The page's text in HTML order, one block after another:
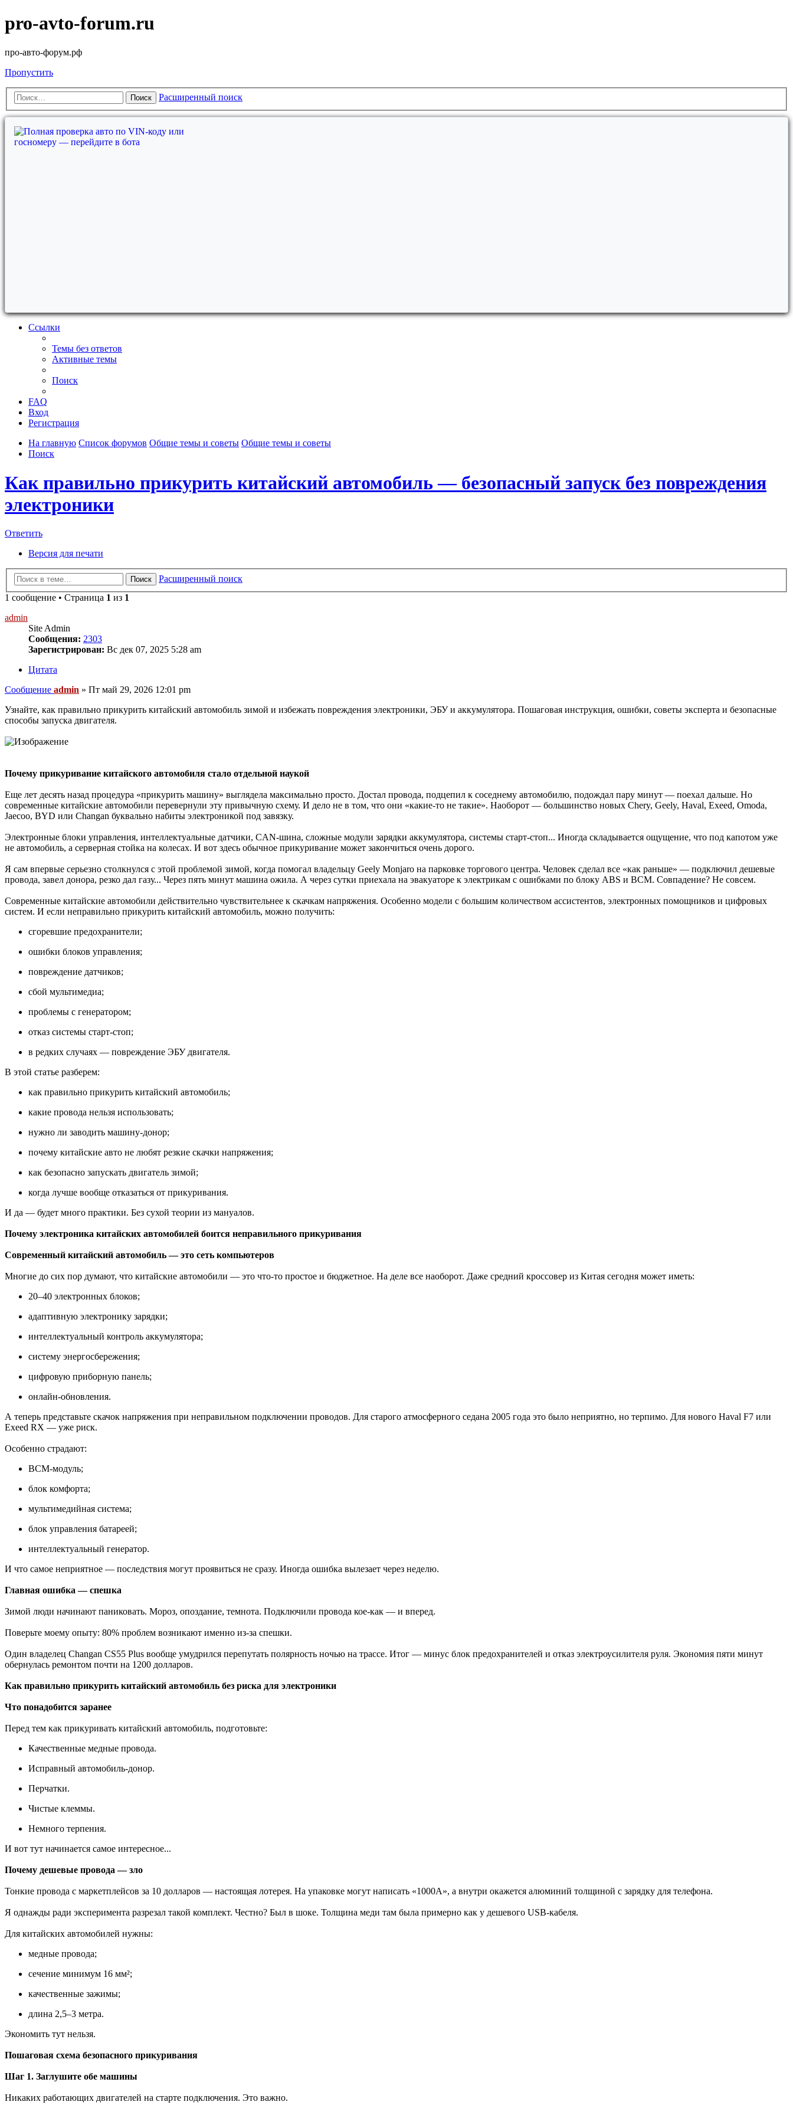
pro-avto-forum.ru
про-авто-форум.рф
Пропустить
Поиск Расширенный поиск
Ссылки
Темы без ответов
Активные темы
Поиск
FAQ
Вход
Регистрация
На главную Список форумов Общие темы и советы Общие темы и советы
Поиск
Как правильно прикурить китайский автомобиль — безопасный запуск без повреждения
электроники
Ответить
Версия для печати
Поиск
Расширенный поиск
1 сообщение • Страница 1 из 1
admin
Site Admin
Сообщения: 2303
Зарегистрирован: Вс дек 07, 2025 5:28 am
Цитата
Сообщение admin » Пт май 29, 2026 12:01 pm
Узнайте, как правильно прикурить китайский автомобиль зимой и избежать повреждения электроники, ЭБУ и аккумулятора. Пошаговая инструкция, ошибки, советы эксперта и безопасные
способы запуска двигателя.
Почему прикуривание китайского автомобиля стало отдельной наукой
Еще лет десять назад процедура «прикурить машину» выглядела максимально просто. Достал провода, подцепил к соседнему автомобилю, подождал пару минут — поехал дальше. Но
современные китайские автомобили перевернули эту привычную схему. И дело не в том, что они «какие-то не такие». Наоборот — большинство новых Chery, Geely, Haval, Exeed, Omoda,
Jaecoo, BYD или Changan буквально набиты электроникой под завязку.
Электронные блоки управления, интеллектуальные датчики, CAN-шина, сложные модули зарядки аккумулятора, системы старт-стоп... Иногда складывается ощущение, что под капотом уже
не автомобиль, а серверная стойка на колесах. И вот здесь обычное прикуривание может закончиться очень дорого.
Я сам впервые серьезно столкнулся с этой проблемой зимой, когда помогал владельцу Geely Monjaro на парковке торгового центра. Человек сделал все «как раньше» — подключил дешевые
провода, завел донора, резко дал газу... Через пять минут машина ожила. А через сутки приехала на эвакуаторе к электрикам с ошибками по блоку ABS и BCM. Совпадение? Не совсем.
Современные китайские автомобили действительно чувствительнее к скачкам напряжения. Особенно модели с большим количеством ассистентов, электронных помощников и цифровых
систем. И если неправильно прикурить китайский автомобиль, можно получить:
сгоревшие предохранители;
ошибки блоков управления;
повреждение датчиков;
сбой мультимедиа;
проблемы с генератором;
отказ системы старт-стоп;
в редких случаях — повреждение ЭБУ двигателя.
В этой статье разберем:
как правильно прикурить китайский автомобиль;
какие провода нельзя использовать;
нужно ли заводить машину-донор;
почему китайские авто не любят резкие скачки напряжения;
как безопасно запускать двигатель зимой;
когда лучше вообще отказаться от прикуривания.
И да — будет много практики. Без сухой теории из мануалов.
Почему электроника китайских автомобилей боится неправильного прикуривания
Современный китайский автомобиль — это сеть компьютеров
Многие до сих пор думают, что китайские автомобили — это что-то простое и бюджетное. На деле все наоборот. Даже средний кроссовер из Китая сегодня может иметь:
20–40 электронных блоков;
адаптивную электронику зарядки;
интеллектуальный контроль аккумулятора;
систему энергосбережения;
цифровую приборную панель;
онлайн-обновления.
А теперь представьте скачок напряжения при неправильном подключении проводов. Для старого атмосферного седана 2005 года это было неприятно, но терпимо. Для нового Haval F7 или
Exeed RX — уже риск.
Особенно страдают:
BCM-модуль;
блок комфорта;
мультимедийная система;
блок управления батареей;
интеллектуальный генератор.
И что самое неприятное — последствия могут проявиться не сразу. Иногда ошибка вылезает через неделю.
Главная ошибка — спешка
Зимой люди начинают паниковать. Мороз, опоздание, темнота. Подключили провода кое-как — и вперед.
Поверьте моему опыту: 80% проблем возникают именно из-за спешки.
Один владелец Changan CS55 Plus вообще умудрился перепутать полярность ночью на трассе. Итог — минус блок предохранителей и отказ электроусилителя руля. Экономия пяти минут
обернулась ремонтом почти на 1200 долларов.
Как правильно прикурить китайский автомобиль без риска для электроники
Что понадобится заранее
Перед тем как прикуривать китайский автомобиль, подготовьте:
Качественные медные провода.
Исправный автомобиль-донор.
Перчатки.
Чистые клеммы.
Немного терпения.
И вот тут начинается самое интересное...
Почему дешевые провода — зло
Тонкие провода с маркетплейсов за 10 долларов — настоящая лотерея. На упаковке могут написать «1000A», а внутри окажется алюминий толщиной с зарядку для телефона.
Я однажды ради эксперимента разрезал такой комплект. Честно? Был в шоке. Толщина меди там была примерно как у дешевого USB-кабеля.
Для китайских автомобилей нужны:
медные провода;
сечение минимум 16 мм²;
качественные зажимы;
длина 2,5–3 метра.
Экономить тут нельзя.
Пошаговая схема безопасного прикуривания
Шаг 1. Заглушите обе машины
Никаких работающих двигателей на старте подключения. Это важно.